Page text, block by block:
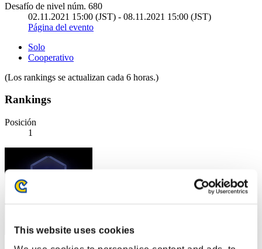
This website uses cookies
Desafío de nivel núm. 680
02.11.2021 15:00 (JST) - 08.11.2021 15:00 (JST)
Página del evento
Solo
Cooperativo
(Los rankings se actualizan cada 6 horas.)
Rankings
Posición
1